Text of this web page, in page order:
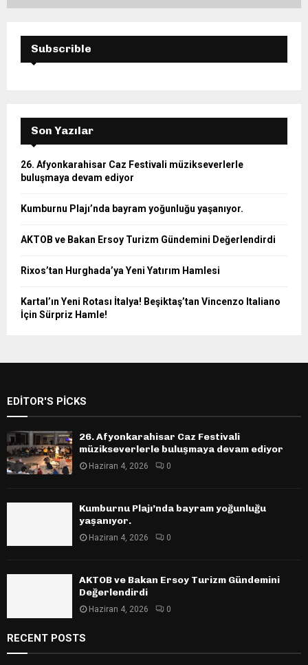
Subscrible
Son Yazılar
26. Afyonkarahisar Caz Festivali müzikseverlerle
buluşmaya devam ediyor
Kumburnu Plajı’nda bayram yoğunluğu yaşanıyor.
AKTOB ve Bakan Ersoy Turizm Gündemini Değerlendirdi
Rixos’tan Hurghada’ya Yeni Yatırım Hamlesi
Kartal’ın Yeni Rotası İtalya! Beşiktaş’tan Vincenzo Italiano
İçin Sürpriz Hamle!
EDITOR'S PICKS
26. Afyonkarahisar Caz Festivali
müzikseverlerle buluşmaya devam ediyor
Haziran 4, 2026 0
Kumburnu Plajı’nda bayram yoğunluğu
yaşanıyor.
Haziran 4, 2026 0
AKTOB ve Bakan Ersoy Turizm Gündemini
Değerlendirdi
Haziran 4, 2026 0
RECENT POSTS